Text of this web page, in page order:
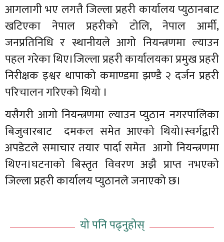
आगलागी भए लगत्तै जिल्ला प्रहरी कार्यालय प्युठानबाट
खटिएका नेपाल प्रहरीको टोलि, नेपाल आर्मी,
जनप्रतिनिधि र स्थानीयले आगो नियन्त्रणमा ल्याउन
पहल गरेका थिए।जिल्ला प्रहरी कार्यालयका प्रमुख प्रहरी
निरीक्षक इश्वर थापाको कमाण्डमा झण्डै २ दर्जन प्रहरी
परिचालन गरिएको थियो ।
यसैगरी आगो नियन्त्रणमा ल्याउन प्युठान नगरपालिका
बिजुवारबाट दमकल समेत आएको थियो।स्वर्गद्वारी
अपडेटले समाचार तयार पार्दा समेत आगो नियन्त्रणमा
थिएन।घटनाको बिस्तृत विवरण अझै प्राप्त नभएको
जिल्ला प्रहरी कार्यालय प्युठानले जनाएको छ।
यो पनि पढ्नुहोस्